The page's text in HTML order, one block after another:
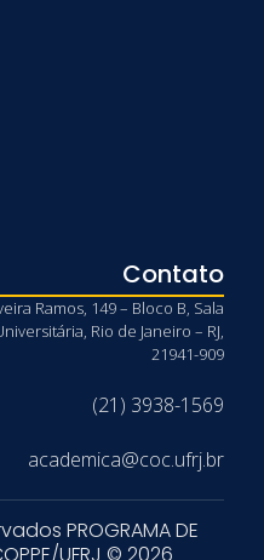
Contato
Ramos, 149 – Bloco B, Sala
Rio de Janeiro – RJ,
21941-909
(21) 3938-1569
academica@coc.ufrj.br
PROGRAMA DE